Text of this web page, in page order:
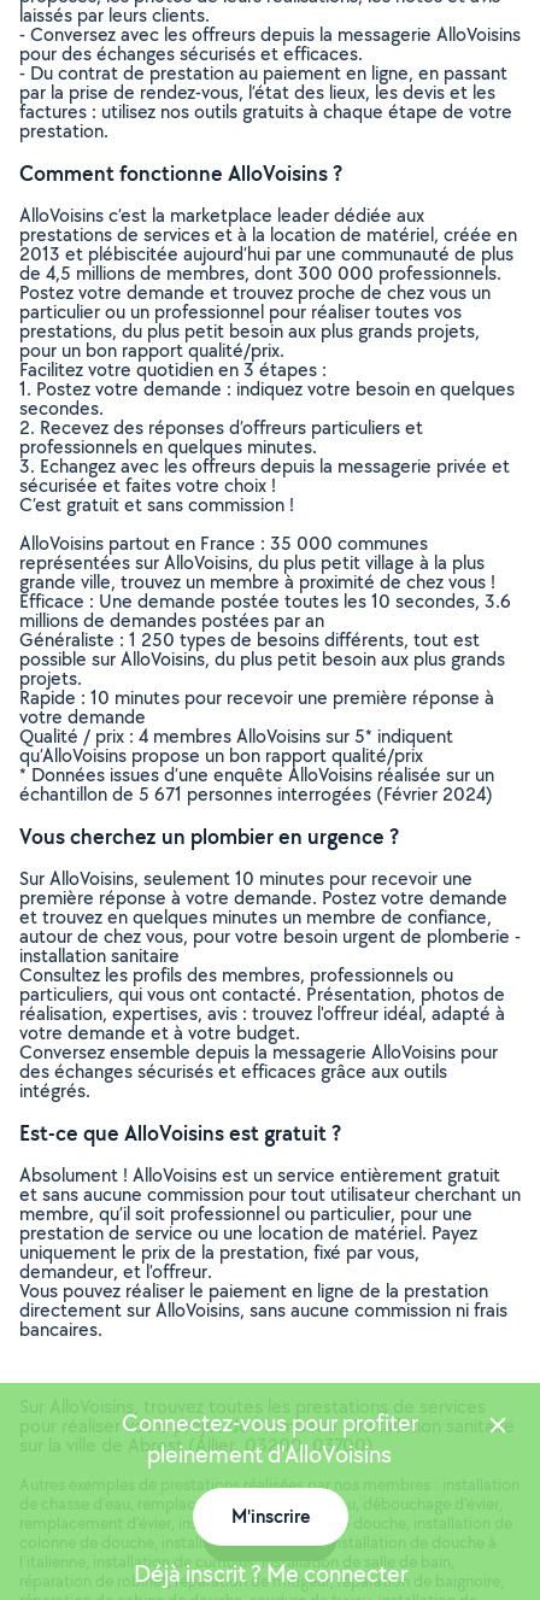
laissés par leurs clients.
- Conversez avec les offreurs depuis la messagerie AlloVoisins
pour des échanges sécurisés et efficaces.
- Du contrat de prestation au paiement en ligne, en passant
par la prise de rendez-vous, l’état des lieux, les devis et les
factures : utilisez nos outils gratuits à chaque étape de votre
prestation.
Comment fonctionne AlloVoisins ?
AlloVoisins c’est la marketplace leader dédiée aux
prestations de services et à la location de matériel, créée en
2013 et plébiscitée aujourd’hui par une communauté de plus
de 4,5 millions de membres, dont 300 000 professionnels.
Postez votre demande et trouvez proche de chez vous un
particulier ou un professionnel pour réaliser toutes vos
prestations, du plus petit besoin aux plus grands projets,
pour un bon rapport qualité/prix.
Facilitez votre quotidien en 3 étapes :
1. Postez votre demande : indiquez votre besoin en quelques
secondes.
2. Recevez des réponses d’offreurs particuliers et
professionnels en quelques minutes.
3. Echangez avec les offreurs depuis la messagerie privée et
sécurisée et faites votre choix !
C’est gratuit et sans commission !
AlloVoisins partout en France : 35 000 communes
représentées sur AlloVoisins, du plus petit village à la plus
grande ville, trouvez un membre à proximité de chez vous !
Efficace : Une demande postée toutes les 10 secondes, 3.6
millions de demandes postées par an
Généraliste : 1 250 types de besoins différents, tout est
possible sur AlloVoisins, du plus petit besoin aux plus grands
projets.
Rapide : 10 minutes pour recevoir une première réponse à
votre demande
Qualité / prix : 4 membres AlloVoisins sur 5* indiquent
qu’AlloVoisins propose un bon rapport qualité/prix
* Données issues d’une enquête AlloVoisins réalisée sur un
échantillon de 5 671 personnes interrogées (Février 2024)
Vous cherchez un plombier en urgence ?
Sur AlloVoisins, seulement 10 minutes pour recevoir une
première réponse à votre demande. Postez votre demande
et trouvez en quelques minutes un membre de confiance,
autour de chez vous, pour votre besoin urgent de plomberie -
installation sanitaire
Consultez les profils des membres, professionnels ou
particuliers, qui vous ont contacté. Présentation, photos de
réalisation, expertises, avis : trouvez l'offreur idéal, adapté à
votre demande et à votre budget.
Conversez ensemble depuis la messagerie AlloVoisins pour
des échanges sécurisés et efficaces grâce aux outils
intégrés.
Est-ce que AlloVoisins est gratuit ?
Absolument ! AlloVoisins est un service entièrement gratuit
et sans aucune commission pour tout utilisateur cherchant un
membre, qu’il soit professionnel ou particulier, pour une
prestation de service ou une location de matériel. Payez
uniquement le prix de la prestation, fixé par vous,
demandeur, et l’offreur.
Vous pouvez réaliser le paiement en ligne de la prestation
directement sur AlloVoisins, sans aucune commission ni frais
bancaires.
pour réaliser votre projet de Plomberie - Installation sanitaire
sur la ville de Abrest (Allier, 03200, 03700)
Autres exemples de prestations réalisées par nos membres : installation
de chasse d'eau, remplacement de chasse d'eau, débouchage d'évier,
remplacement d'évier, installation de cabine de douche, installation de
colonne de douche, installation de mitigeur, installation de douche à
l'italienne, installation de cumulus, installation de salle de bain,
réparation de robinet, réparation de mitigeur, réparation de baignoire,
Connectez-vous pour profiter
pleinement d'AlloVoisins
M'inscrire
Déjà inscrit ? Me connecter